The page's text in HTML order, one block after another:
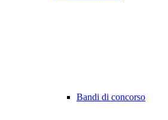
Bandi di concorso